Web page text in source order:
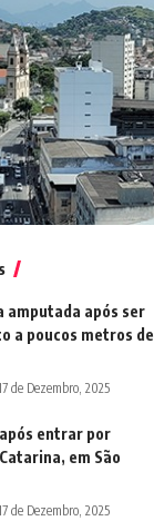
amputada após ser
a poucos metros de
de Dezembro, 2025
entrar por
em São
de Dezembro, 2025